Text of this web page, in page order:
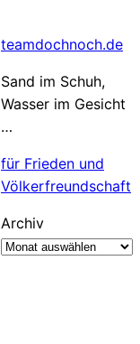
teamdochnoch.de
Sand im Schuh,
Wasser im Gesicht
…
für Frieden und
Völkerfreundschaft
Archiv